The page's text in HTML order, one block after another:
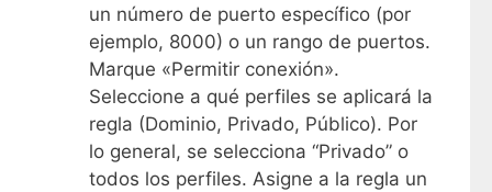
un número de puerto específico (por
ejemplo, 8000) o un rango de puertos.
Marque «Permitir conexión».
Seleccione a qué perfiles se aplicará la
regla (Dominio, Privado, Público). Por
lo general, se selecciona “Privado” o
todos los perfiles. Asigne a la regla un